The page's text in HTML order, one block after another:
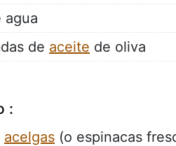
agua
de aceite de oliva
:
acelgas (o espinacas